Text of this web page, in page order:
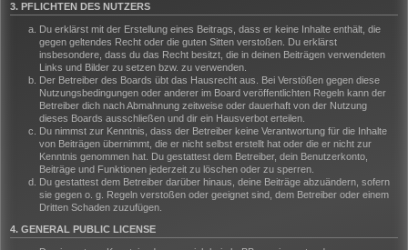
3. PFLICHTEN DES NUTZERS
Du erklärst mit der Erstellung eines Beitrags, dass er keine Inhalte enthält, die
gegen geltendes Recht oder die guten Sitten verstoßen. Du erklärst
insbesondere, dass du das Recht besitzt, die in deinen Beiträgen verwendeten
Links und Bilder zu setzen bzw. zu verwenden.
Der Betreiber des Boards übt das Hausrecht aus. Bei Verstößen gegen diese
Nutzungsbedingungen oder anderer im Board veröffentlichten Regeln kann der
Betreiber dich nach Abmahnung zeitweise oder dauerhaft von der Nutzung
dieses Boards ausschließen und dir ein Hausverbot erteilen.
Du nimmst zur Kenntnis, dass der Betreiber keine Verantwortung für die Inhalte
von Beiträgen übernimmt, die er nicht selbst erstellt hat oder die er nicht zur
Kenntnis genommen hat. Du gestattest dem Betreiber, dein Benutzerkonto,
Beiträge und Funktionen jederzeit zu löschen oder zu sperren.
Du gestattest dem Betreiber darüber hinaus, deine Beiträge abzuändern, sofern
sie gegen o. g. Regeln verstoßen oder geeignet sind, dem Betreiber oder einem
Dritten Schaden zuzufügen.
4. GENERAL PUBLIC LICENSE